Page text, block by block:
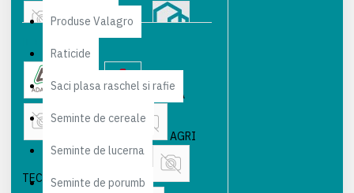
Produse Valagro
Raticide
Saci plasa raschel si rafie
Seminte de cereale
Seminte de lucerna
Seminte de porumb
Ingrasaminte hidrosolubile
Instalatii si sisteme de irigare
Moluscocide Motopompe
ADAMA AECTRA
AGRI
TECHNO FERTILIZANTES